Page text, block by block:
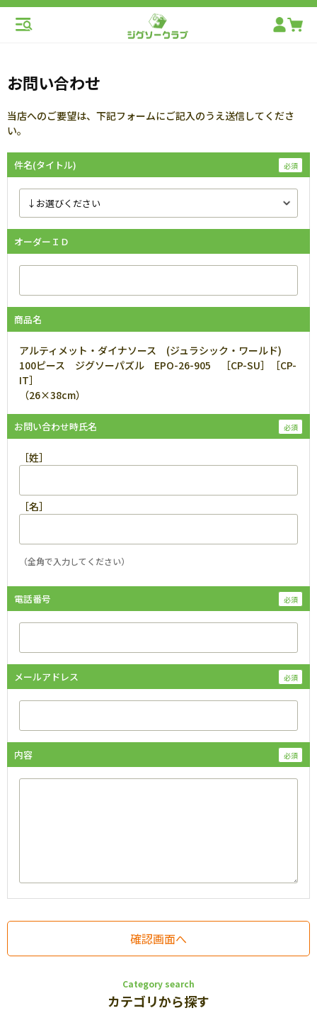
お問い合わせ
当店へのご要望は、下記フォームにご記入のうえ送信してくださ
い。
件名(タイトル)
オーダーＩＤ
商品名
アルティメット・ダイナソース (ジュラシック・ワールド)
100ピース ジグソーパズル EPO-26-905 ［CP-SU］［CP-
IT］
（26×38cm）
お問い合わせ時氏名
［姓］
［名］
（全角で入力してください）
電話番号
メールアドレス
内容
Category search
カテゴリから探す